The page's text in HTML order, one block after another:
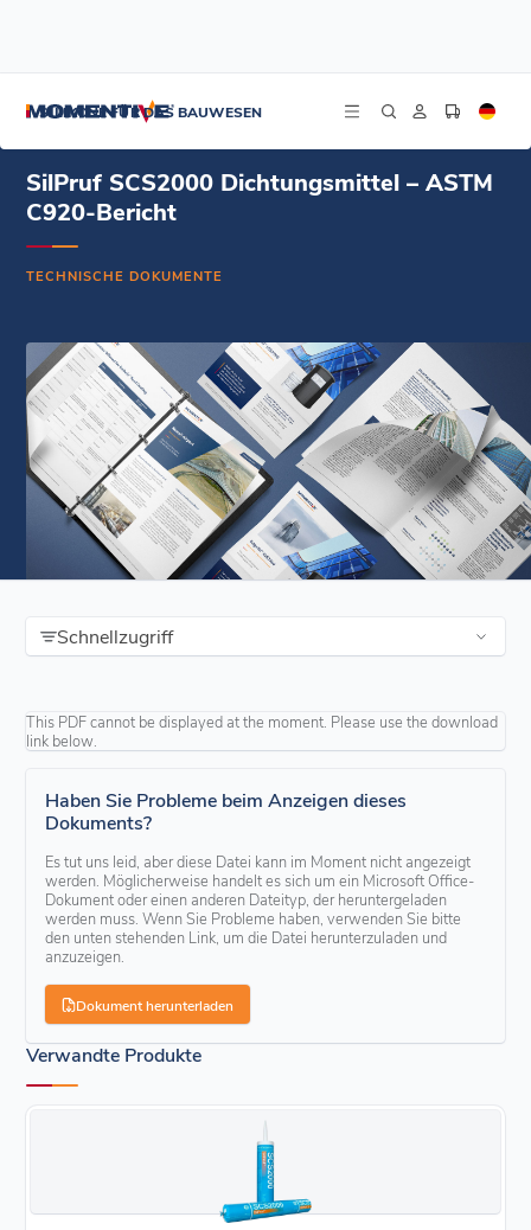
SILIKONE FÜR DAS BAUWESEN
SilPruf SCS2000 Dichtungsmittel – ASTM C920-Bericht
SilPruf SCS2000 Dichtungsmittel – ASTM
C920-Bericht
TECHNISCHE DOKUMENTE
Schnellzugriff
This PDF cannot be displayed at the moment. Please use the download
link below.
Haben Sie Probleme beim Anzeigen dieses
Dokuments?
Es tut uns leid, aber diese Datei kann im Moment nicht angezeigt
werden. Möglicherweise handelt es sich um ein Microsoft Office-
Dokument oder einen anderen Dateityp, der heruntergeladen
werden muss. Wenn Sie Probleme haben, verwenden Sie bitte
den unten stehenden Link, um die Datei herunterzuladen und
anzuzeigen.
Dokument herunterladen
Verwandte Produkte